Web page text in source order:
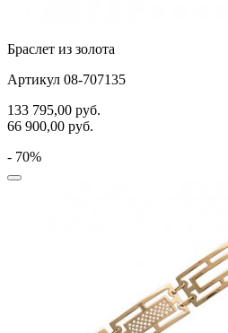
Браслет из золота
Артикул 08-707135
133 795,00 руб.
66 900,00 руб.
- 70%